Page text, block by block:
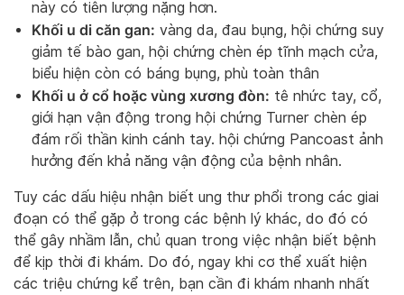
này có tiên lượng nặng hơn.
Khối u di căn gan: vàng da, đau bụng, hội chứng suy
giảm tế bào gan, hội chứng chèn ép tĩnh mạch cửa,
biểu hiện còn có báng bụng, phù toàn thân
Khối u ở cổ hoặc vùng xương đòn: tê nhức tay, cổ,
giới hạn vận động trong hội chứng Turner chèn ép
đám rối thần kinh cánh tay. hội chứng Pancoast ảnh
hưởng đến khả năng vận động của bệnh nhân.
Tuy các dấu hiệu nhận biết ung thư phổi trong các giai
đoạn có thể gặp ở trong các bệnh lý khác, do đó có
thể gây nhầm lẫn, chủ quan trong việc nhận biết bệnh
để kịp thời đi khám. Do đó, ngay khi cơ thể xuất hiện
các triệu chứng kể trên, bạn cần đi khám nhanh nhất